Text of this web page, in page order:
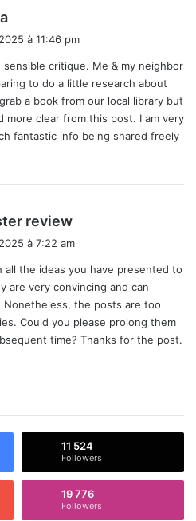
:
à 11:46 pm
critique. Me & my neighbor
to do a little research about
a book from our local library but
more clear from this post. I am very
fantastic info being shared freely
review
:
à 7:22 am
all the ideas you have presented to
are very convincing and can
Nonetheless, the posts are too
Could you please prolong them
time? Thanks for the post.
11 524
Followers
19 776
Followers